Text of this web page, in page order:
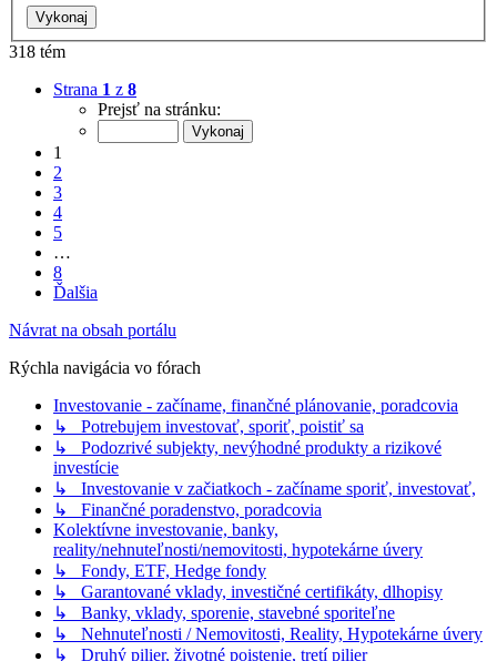
318 tém
Strana 1 z 8
Prejsť na stránku:
1
2
3
4
5
…
8
Ďalšia
Návrat na obsah portálu
Rýchla navigácia vo fórach
Investovanie - začíname, finančné plánovanie, poradcovia
↳ Potrebujem investovať, sporiť, poistiť sa
↳ Podozrivé subjekty, nevýhodné produkty a rizikové
investície
↳ Investovanie v začiatkoch - začíname sporiť, investovať,
↳ Finančné poradenstvo, poradcovia
Kolektívne investovanie, banky,
reality/nehnuteľnosti/nemovitosti, hypotekárne úvery
↳ Fondy, ETF, Hedge fondy
↳ Garantované vklady, investičné certifikáty, dlhopisy
↳ Banky, vklady, sporenie, stavebné sporiteľne
↳ Nehnuteľnosti / Nemovitosti, Reality, Hypotekárne úvery
↳ Druhý pilier, životné poistenie, tretí pilier